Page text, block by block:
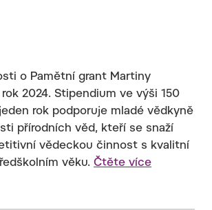
o Pamětní grant Martiny
2024. Stipendium ve výši 150
rok podporuje mladé vědkyně
přírodních věd, kteří se snaží
vědeckou činnost s kvalitní
věku. Čtěte více